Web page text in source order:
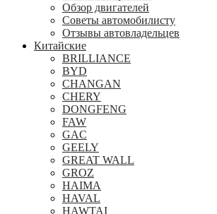
Обзор двигателей
Советы автомобилисту
Отзывы автовладельцев
Китайские
BRILLIANCE
BYD
CHANGAN
CHERY
DONGFENG
FAW
GAC
GEELY
GREAT WALL
GROZ
HAIMA
HAVAL
HAWTAI